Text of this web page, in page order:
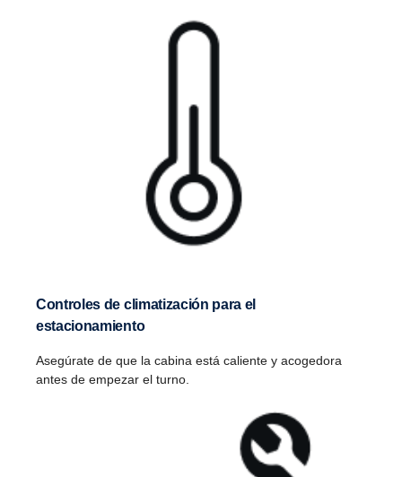
Controles de climatización para el
estacionamiento
Asegúrate de que la cabina está caliente y acogedora
antes de empezar el turno.